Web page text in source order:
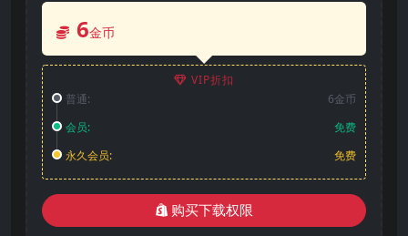
6金币
VIP折扣
普通:
6金币
会员:
免费
永久会员:
免费
购买下载权限